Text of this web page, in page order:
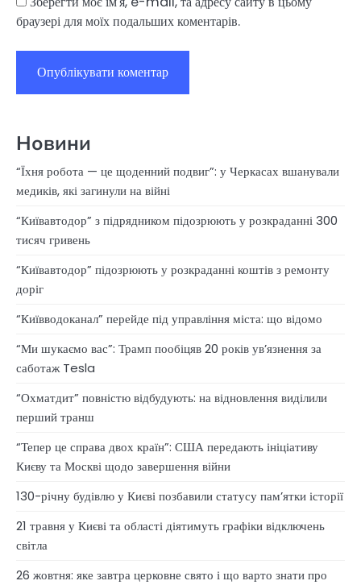
браузері для моїх подальших коментарів.
Новини
“Їхня робота — це щоденний подвиг”: у Черкасах вшанували
медиків, які загинули на війні
“Київавтодор” з підрядником підозрюють у розкраданні 300
тисяч гривень
“Київавтодор” підозрюють у розкраданні коштів з ремонту
доріг
“Київводоканал” перейде під управління міста: що відомо
“Ми шукаємо вас”: Трамп пообіцяв 20 років ув’язнення за
саботаж Tesla
“Охматдит” повністю відбудують: на відновлення виділили
перший транш
“Тепер це справа двох країн”: США передають ініціативу
Києву та Москві щодо завершення війни
130-річну будівлю у Києві позбавили статусу памʼятки історії
21 травня у Києві та області діятимуть графіки відключень
світла
26 жовтня: яке завтра церковне свято і що варто знати про